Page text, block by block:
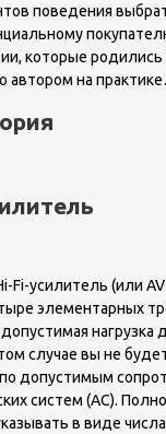
поведения
которые родились
автором на
Fi-усилитель (или
элементарных
нагрузка
случае вы не
допустимым
систем (АС).
в виде числа